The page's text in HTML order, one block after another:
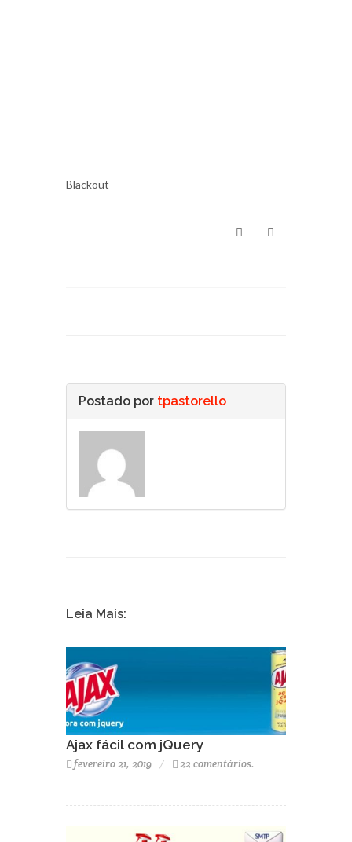
Blackout
Postado por tpastorello
Leia Mais:
Ajax fácil com jQuery
fevereiro 21, 2019 22 comentários.